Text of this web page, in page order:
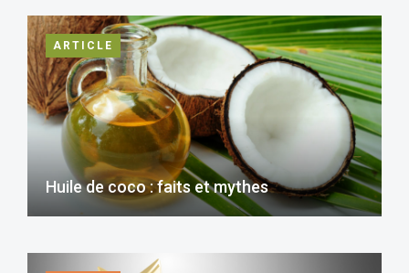
ARTICLE
Huile de coco : faits et mythes